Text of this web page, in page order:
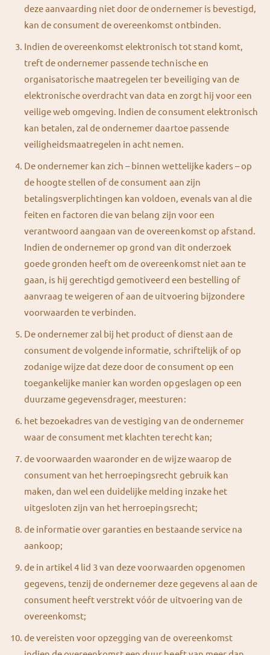
deze aanvaarding niet door de ondernemer is bevestigd,
kan de consument de overeenkomst ontbinden.
Indien de overeenkomst elektronisch tot stand komt,
treft de ondernemer passende technische en
organisatorische maatregelen ter beveiliging van de
elektronische overdracht van data en zorgt hij voor een
veilige web omgeving. Indien de consument elektronisch
kan betalen, zal de ondernemer daartoe passende
veiligheidsmaatregelen in acht nemen.
De ondernemer kan zich – binnen wettelijke kaders – op
de hoogte stellen of de consument aan zijn
betalingsverplichtingen kan voldoen, evenals van al die
feiten en factoren die van belang zijn voor een
verantwoord aangaan van de overeenkomst op afstand.
Indien de ondernemer op grond van dit onderzoek
goede gronden heeft om de overeenkomst niet aan te
gaan, is hij gerechtigd gemotiveerd een bestelling of
aanvraag te weigeren of aan de uitvoering bijzondere
voorwaarden te verbinden.
De ondernemer zal bij het product of dienst aan de
consument de volgende informatie, schriftelijk of op
zodanige wijze dat deze door de consument op een
toegankelijke manier kan worden opgeslagen op een
duurzame gegevensdrager, meesturen:
het bezoekadres van de vestiging van de ondernemer
waar de consument met klachten terecht kan;
de voorwaarden waaronder en de wijze waarop de
consument van het herroepingsrecht gebruik kan
maken, dan wel een duidelijke melding inzake het
uitgesloten zijn van het herroepingsrecht;
de informatie over garanties en bestaande service na
aankoop;
de in artikel 4 lid 3 van deze voorwaarden opgenomen
gegevens, tenzij de ondernemer deze gegevens al aan de
consument heeft verstrekt vóór de uitvoering van de
overeenkomst;
de vereisten voor opzegging van de overeenkomst